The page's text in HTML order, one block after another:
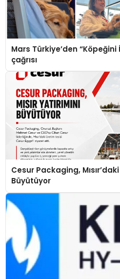
Mars Türkiye’den “Köpeğini
çağrısı
Cesur Packaging,
Büyütüyor